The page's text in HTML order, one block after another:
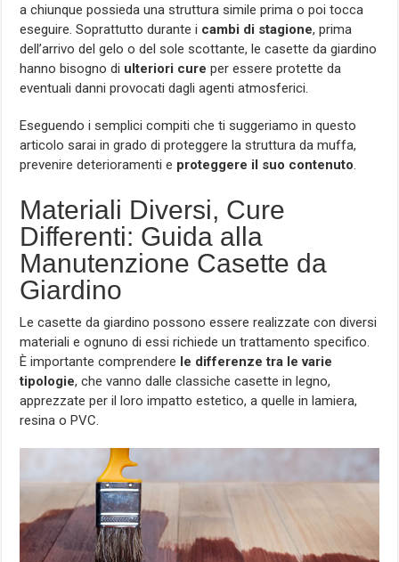
a chiunque possieda una struttura simile prima o poi tocca
eseguire. Soprattutto durante i cambi di stagione, prima
dell’arrivo del gelo o del sole scottante, le casette da giardino
hanno bisogno di ulteriori cure per essere protette da
eventuali danni provocati dagli agenti atmosferici.
Eseguendo i semplici compiti che ti suggeriamo in questo
articolo sarai in grado di proteggere la struttura da muffa,
prevenire deterioramenti e proteggere il suo contenuto.
Materiali Diversi, Cure
Differenti: Guida alla
Manutenzione Casette da
Giardino
Le casette da giardino possono essere realizzate con diversi
materiali e ognuno di essi richiede un trattamento specifico.
È importante comprendere le differenze tra le varie
tipologie, che vanno dalle classiche casette in legno,
apprezzate per il loro impatto estetico, a quelle in lamiera,
resina o PVC.